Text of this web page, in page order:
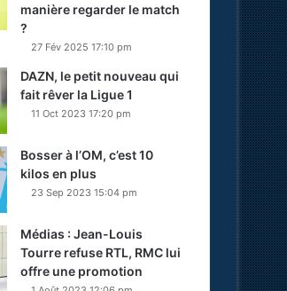
manière regarder le match
?
27 Fév 2025 17:10 pm
DAZN, le petit nouveau qui
fait rêver la Ligue 1
11 Oct 2023 17:20 pm
Bosser à l’OM, c’est 10
kilos en plus
23 Sep 2023 15:04 pm
Médias : Jean-Louis
Tourre refuse RTL, RMC lui
offre une promotion